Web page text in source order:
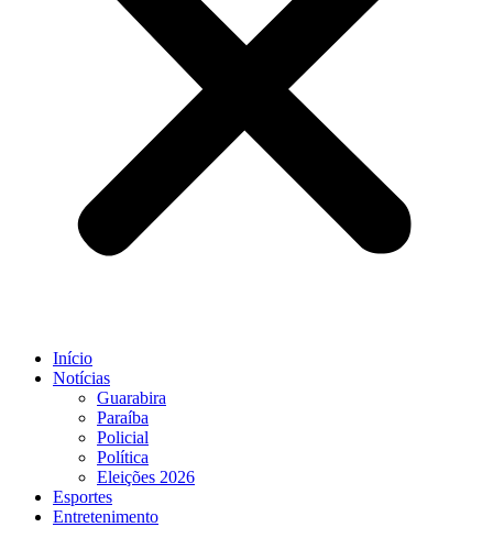
Início
Notícias
Guarabira
Paraíba
Policial
Política
Eleições 2026
Esportes
Entretenimento